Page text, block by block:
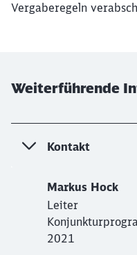
Vergaberegeln
Weiterführende
Kontakt
Markus Hock
Leiter
2021